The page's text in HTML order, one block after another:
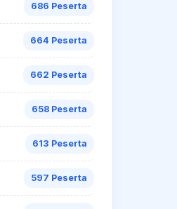
686 Peserta
664 Peserta
662 Peserta
658 Peserta
613 Peserta
597 Peserta